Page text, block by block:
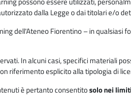
dalla Legge o dai titolari e/o
dell'Ateneo Fiorentino – in qualsiasi
In alcuni casi, specifici materiali
riferimento esplicito alla tipologia di
è pertanto consentitosolo nei